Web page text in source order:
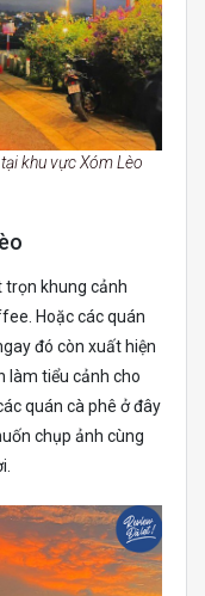
khu vực Xóm Lèo
trọn khung cảnh
Hoặc các quán
đó còn xuất hiện
làm tiểu cảnh cho
quán cà phê ở đây
chụp ảnh cùng